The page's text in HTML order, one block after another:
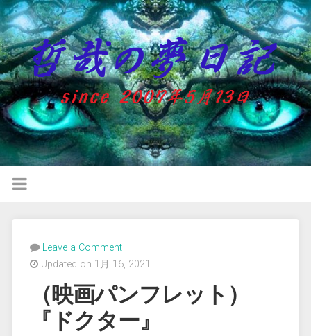
Leave a Comment
Updated on 1月 16, 2021
（映画パンフレット）
『ドクター』